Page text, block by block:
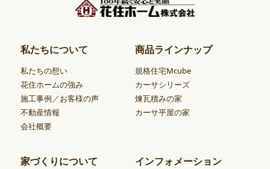
私たちについて
私たちの想い
花住ホームの強み
施工事例／お客様の声
不動産情報
会社概要
商品ラインナップ
規格住宅Mcube
カーサシリーズ
煉瓦積みの家
カーサ平屋の家
家づくりについて インフォメーション